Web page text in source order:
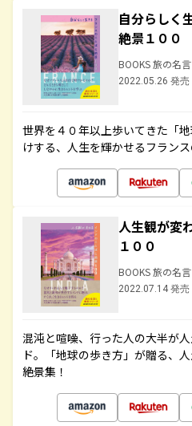
自分らしく
絶景１００
BOOKS 旅の名
2022.05.26 発売
世界を４０年以上歩いてきた「
けする、人生を輝かせるフラン
人生観が変
１００
BOOKS 旅の名
2022.07.14 発売
混沌と喧噪、行った人の大半が
ド。「地球の歩き方」が贈る、
絶景集！